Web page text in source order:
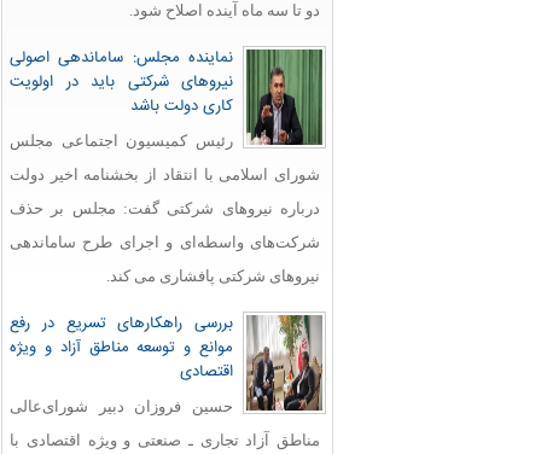
دو تا سه ماه آینده اصلاح شود.
نماینده مجلس: ساماندهی اصولی
نیروهای شرکتی باید در اولویت
کاری دولت باشد
رئیس کمیسیون اجتماعی مجلس
شورای اسلامی با انتقاد از بخشنامه اخیر دولت
درباره نیروهای شرکتی گفت: مجلس بر حذف
شرکت‌های واسطه‌ای و اجرای طرح ساماندهی
نیروهای شرکتی پافشاری می کند.
بررسی راهکارهای تسریع در رفع
موانع و توسعه مناطق آزاد و ویژه
اقتصادی
حسین فروزان دبیر شورای‌عالی
مناطق آزاد تجاری ـ صنعتی و ویژه اقتصادی با